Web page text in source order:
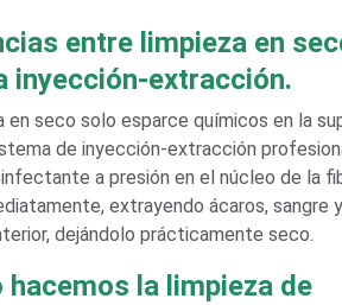
entre limpieza en
inyección-extracción.
en seco solo esparce químicos en la
de inyección-extracción
a presión en el núcleo de la
extrayendo ácaros, sangre
dejándolo prácticamente seco.
hacemos la limpieza de